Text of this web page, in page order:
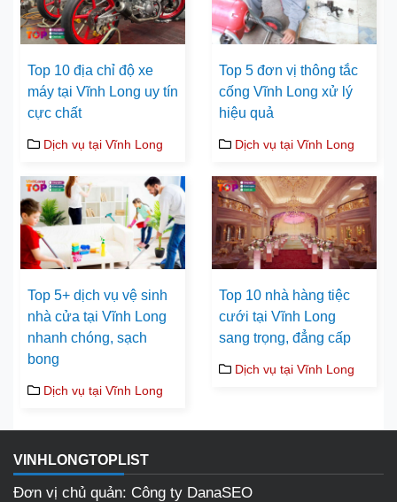
Top 10 địa chỉ độ xe
máy tại Vĩnh Long uy tín
cực chất
Dịch vụ tại Vĩnh Long
Top 5 đơn vị thông tắc
cống Vĩnh Long xử lý
hiệu quả
Dịch vụ tại Vĩnh Long
Top 5+ dịch vụ vệ sinh
nhà cửa tại Vĩnh Long
nhanh chóng, sạch
bong
Dịch vụ tại Vĩnh Long
Top 10 nhà hàng tiệc
cưới tại Vĩnh Long
sang trọng, đẳng cấp
Dịch vụ tại Vĩnh Long
VINHLONGTOPLIST
Đơn vị chủ quản: Công ty DanaSEO